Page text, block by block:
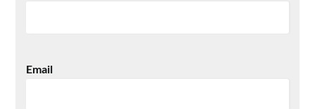
Email